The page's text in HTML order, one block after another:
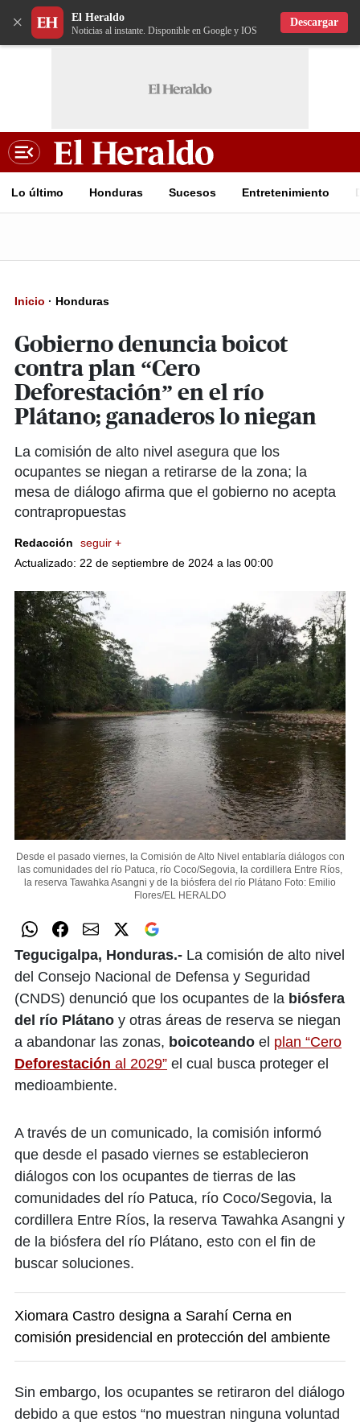
× El Heraldo
Noticias al instante. Disponible en Google y IOS
Descargar
Lo último Honduras Sucesos Entretenimiento
Inicio · Honduras
Gobierno denuncia boicot
contra plan “Cero
Deforestación” en el río
Plátano; ganaderos lo niegan
La comisión de alto nivel asegura que los
ocupantes se niegan a retirarse de la zona; la
mesa de diálogo afirma que el gobierno no acepta
contrapropuestas
Redacción
seguir +
Actualizado: 22 de septiembre de 2024 a las 00:00
Desde el pasado viernes, la Comisión de Alto Nivel entablaría diálogos con
las comunidades del río Patuca, río Coco/Segovia, la cordillera Entre Ríos,
la reserva Tawahka Asangni y de la biósfera del río Plátano Foto: Emilio
Flores/EL HERALDO
Tegucigalpa, Honduras.- La comisión de alto nivel
del Consejo Nacional de Defensa y Seguridad
(CNDS) denunció que los ocupantes de la biósfera
del río Plátano y otras áreas de reserva se niegan
a abandonar las zonas, boicoteando el plan “Cero
Deforestación al 2029” el cual busca proteger el
medioambiente.
A través de un comunicado, la comisión informó
que desde el pasado viernes se establecieron
diálogos con los ocupantes de tierras de las
comunidades del río Patuca, río Coco/Segovia, la
cordillera Entre Ríos, la reserva Tawahka Asangni y
de la biósfera del río Plátano, esto con el fin de
buscar soluciones.
Xiomara Castro designa a Sarahí Cerna en
comisión presidencial en protección del ambiente
Sin embargo, los ocupantes se retiraron del diálogo
debido a que estos “no muestran ninguna voluntad